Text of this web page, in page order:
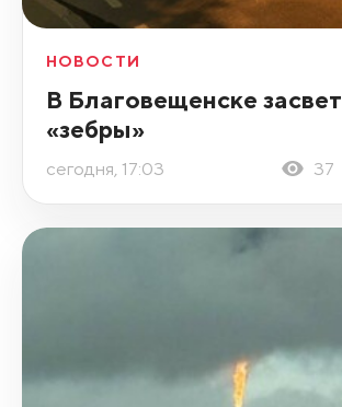
НОВОСТИ
В Благовещенске
«зебры»
сегодня, 17:03 37